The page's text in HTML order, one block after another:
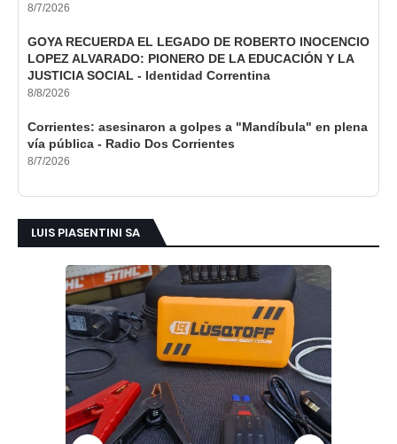
8/7/2026
GOYA RECUERDA EL LEGADO DE ROBERTO INOCENCIO
LOPEZ ALVARADO: PIONERO DE LA EDUCACIÓN Y LA
JUSTICIA SOCIAL - Identidad Correntina
8/8/2026
Corrientes: asesinaron a golpes a "Mandíbula" en plena
vía pública - Radio Dos Corrientes
8/7/2026
LUIS PIASENTINI SA